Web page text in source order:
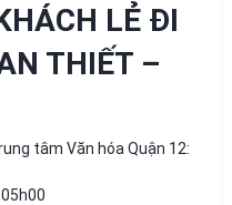
LẺ ĐI
THIẾT –
tâm Văn hóa Quận 12: